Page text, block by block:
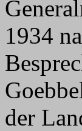
1934
der